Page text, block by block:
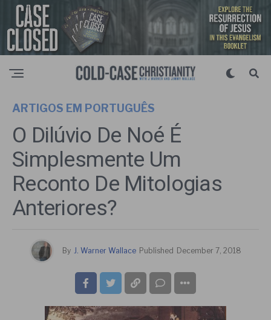
ARTIGOS EM PORTUGUÊS
O Dilúvio De Noé É
Simplesmente Um
Reconto De Mitologias
Anteriores?
By J. Warner Wallace Published December 7, 2018